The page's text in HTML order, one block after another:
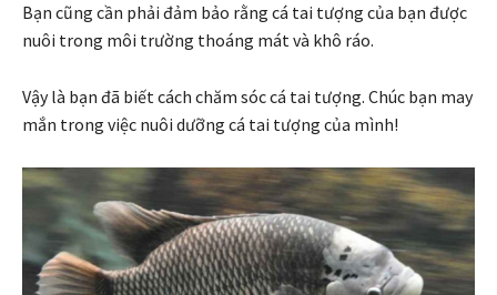
Bạn cũng cần phải đảm bảo rằng cá tai tượng của bạn được
nuôi trong môi trường thoáng mát và khô ráo.
Vậy là bạn đã biết cách chăm sóc cá tai tượng. Chúc bạn may
mắn trong việc nuôi dưỡng cá tai tượng của mình!